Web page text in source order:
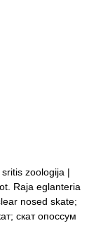
zoologija |
Raja eglanteria
nosed skate;
скат опоссум